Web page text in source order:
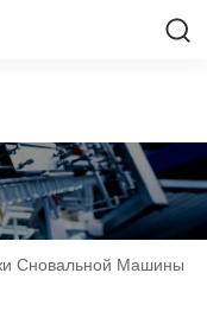
Сновальной Машины